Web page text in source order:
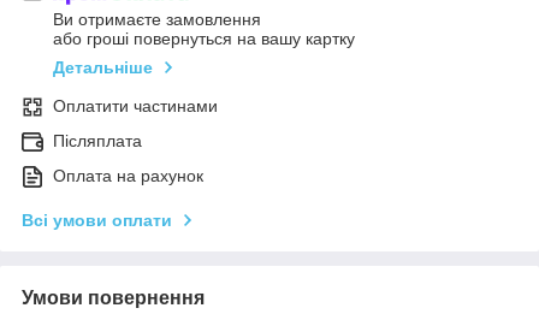
Ви отримаєте замовлення
або гроші повернуться на вашу картку
Детальніше
Оплатити частинами
Післяплата
Оплата на рахунок
Всі умови оплати
Умови повернення